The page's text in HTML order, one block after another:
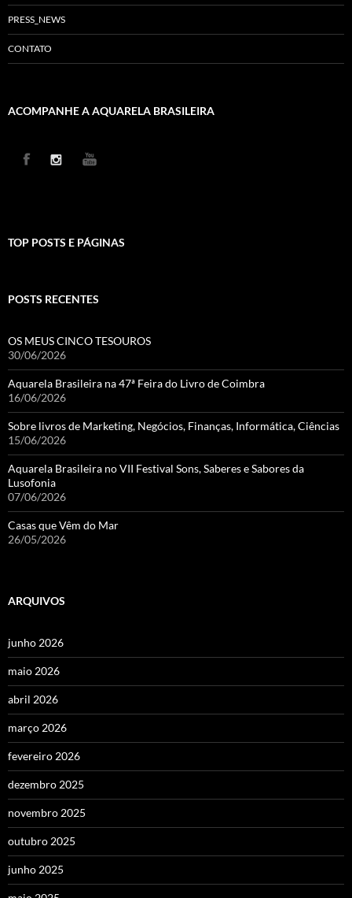
PRESS_NEWS
CONTATO
ACOMPANHE A AQUARELA BRASILEIRA
TOP POSTS E PÁGINAS
POSTS RECENTES
OS MEUS CINCO TESOUROS
30/06/2026
Aquarela Brasileira na 47ª Feira do Livro de Coimbra
16/06/2026
Sobre livros de Marketing, Negócios, Finanças, Informática, Ciências
15/06/2026
Aquarela Brasileira no VII Festival Sons, Saberes e Sabores da
Lusofonia
07/06/2026
Casas que Vêm do Mar
26/05/2026
ARQUIVOS
junho 2026
maio 2026
abril 2026
março 2026
fevereiro 2026
dezembro 2025
novembro 2025
outubro 2025
junho 2025